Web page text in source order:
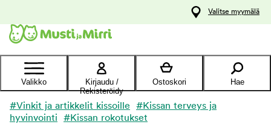
Ota yhteyttä
asiakaspalveluun
Valitse myymälä
Valikko
Kirjaudu /
Rekisteröidy
Ostoskori Hae
#Vinkit ja artikkelit kissoille
#Kissan terveys ja
hyvinvointi
#Kissan rokotukset